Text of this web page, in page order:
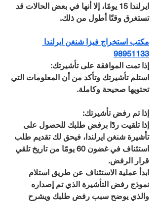
ايرلندا 15 يومًا، إلا أنها في بعض الحالات قد
تستغرق وقتًا أطول من ذلك.
مكتب استخراج فيزا شنغن ايرلندا
98951133
إذا تمت الموافقة على تأشيرتك:
استلم تأشيرتك وتأكد من أن المعلومات التي
تحتويها صحيحة وكاملة.
إذا تم رفض تأشيرتك:
إذا تلقيت ردًا برفض طلبك للحصول على
تأشيرة شنغن ايرلندا، فيحق لك تقديم طلب
استئناف في غضون 60 يومًا من تاريخ تلقي
قرار الرفض.
ابدأ عملية الاستئناف عن طريق استلام
نموذج رفض التأشيرة الذي تم إصداره
والذي يوضح سبب رفض طلبك ويشرح